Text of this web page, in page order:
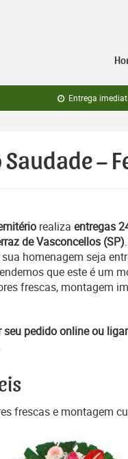
Entrega
–
realiza entregas
de Vasconcellos (SP)
homenagem seja
que este é um
frescas, montagem
seu pedido online ou ligar
frescas e montagem